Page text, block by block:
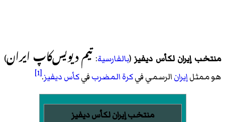
منتخب إيران لكأس ديفيز(بالفارسية: تیم دیویس‌کاپ ایران)
هو ممثلإيرانالرسمي فيكرة المضربفيكأس ديفيز.
[1]
منتخب إيران لكأس ديفيز